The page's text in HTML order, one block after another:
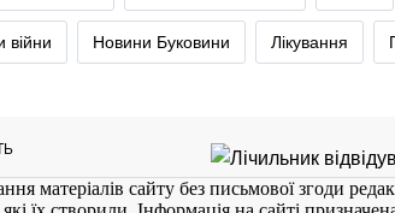
Новини Буковини Лікування
матеріалів сайту без письмової згоди